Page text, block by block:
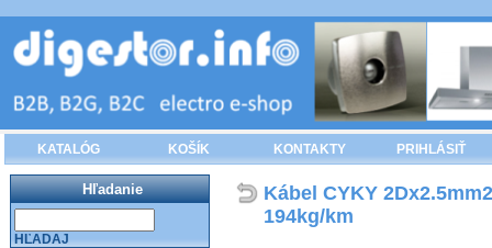
KATALÓG KOŠÍK KONTAKTY PRIHLÁSIŤ
Kábel CYKY
194kg/km
Hľadanie
HĽADAJ